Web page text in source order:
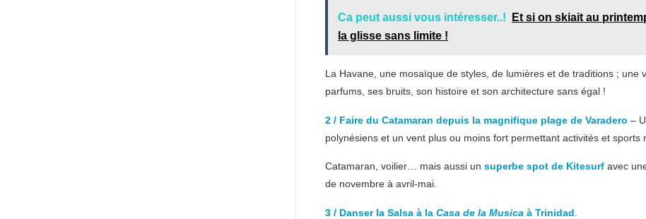
Ca peut aussi vous intéresser..!
Et si on skiait au
la glisse sans limite !
La Havane, une mosaïque de styles, de lumières et de traditions ; une
parfums, ses bruits, son histoire et son architecture sans égal !
2 / Faire du Catamaran depuis la magnifique plage de Varadero –
polynésiens et un vent plus ou moins fort permettant activités et sports
Catamaran, voilier… mais aussi un superbe spot de Kitesurf avec
de novembre à avril-mai.
3 / Danser la Salsa à la Casa de la Musica à Trinidad